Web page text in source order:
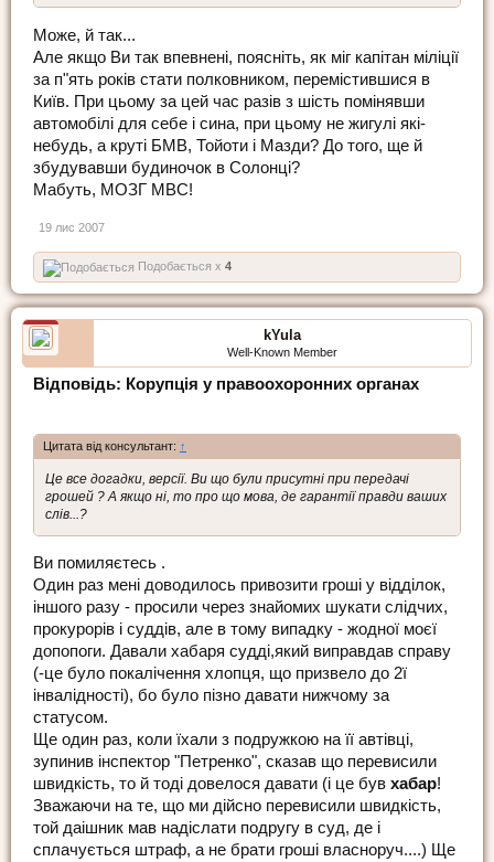
Може, й так...
Але якщо Ви так впевнені, поясніть, як міг капітан міліції
за п"ять років стати полковником, перемістившися в
Київ. При цьому за цей час разів з шість помінявши
автомобілі для себе і сина, при цьому не жигулі які-
небудь, а круті БМВ, Тойоти і Мазди? До того, ще й
збудувавши будиночок в Солонці?
Мабуть, МОЗГ МВС!
19 лис 2007
Подобається x 4
kYula
Well-Known Member
Відповідь: Корупція у правоохоронних органах
Цитата від консультант: ↑
Це все догадки, версії. Ви що були присутні при передачі
грошей ? А якщо ні, то про що мова, де гарантії правди ваших
слів...?
Ви помиляєтесь .
Один раз мені доводилось привозити гроші у відділок,
іншого разу - просили через знайомих шукати слідчих,
прокурорів і суддів, але в тому випадку - жодної моєї
допопоги. Давали хабаря судді,який виправдав справу
(-це було покалічення хлопця, що призвело до 2ї
інвалідності), бо було пізно давати нижчому за
статусом.
Ще один раз, коли їхали з подружкою на її автівці,
зупинив інспектор "Петренко", сказав що перевисили
швидкість, то й тоді довелося давати (і це був хабар!
Зважаючи на те, що ми дійсно перевисили швидкість,
той даішник мав надіслати подругу в суд, де і
сплачується штраф, а не брати гроші власноруч....) Ще